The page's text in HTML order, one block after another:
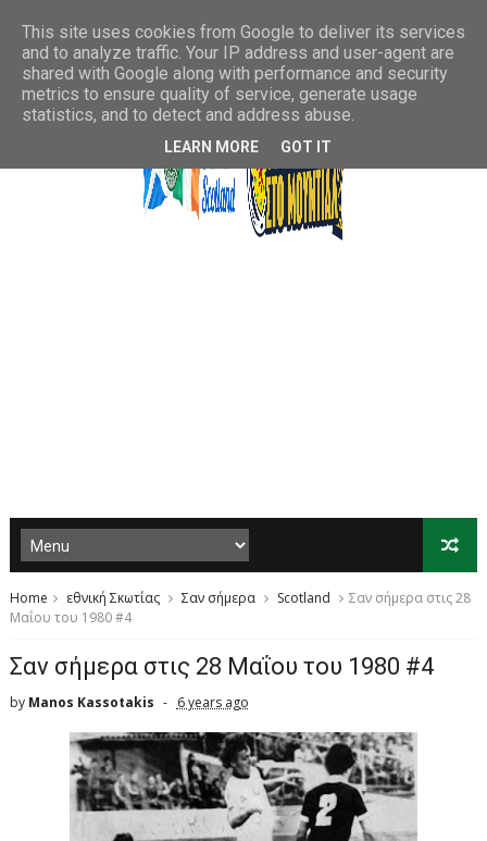
Home εθνική Σκωτίας Σαν σήμερα Scotland
Σαν σήμερα στις 28
Μαΐου του 1980 #4
Σαν σήμερα στις 28 Μαΐου του 1980 #4
by Manos Kassotakis 6 years ago
This site uses cookies from Google to deliver its services
and to analyze traffic. Your IP address and user-agent are
shared with Google along with performance and security
metrics to ensure quality of service, generate usage
statistics, and to detect and address abuse.
LEARN MORE GOT IT